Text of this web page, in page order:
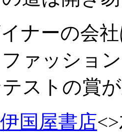
イナーの会
ァッショ
ストの賞
国屋書店<>